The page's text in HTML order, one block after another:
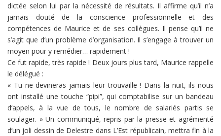
dictée selon lui par la nécessité de résultats. Il affirme qu’il n’a
jamais douté de la conscience professionnelle et des
compétences de Maurice et de ses collègues. Il pense qu’il ne
s’agit que d’un problème d’organisation. Il s’engage à trouver un
moyen pour y remédier… rapidement !
Ce fut rapide, très rapide ! Deux jours plus tard, Maurice rappelle
le délégué :
« Tu ne devineras jamais leur trouvaille ! Dans la nuit, ils nous
ont installé une touche “pipi”, qui comptabilise sur un bandeau
d’appels, à la vue de tous, le nombre de salariés partis se
soulager. » Un communiqué, repris par la presse et agrémenté
d’un joli dessin de Delestre dans L’Est républicain, mettra fin à la